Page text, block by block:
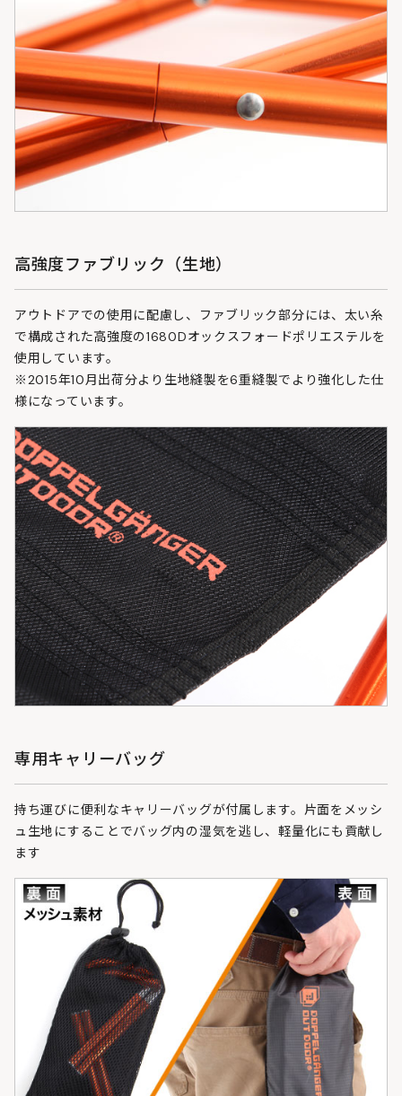
高強度ファブリック（生地）
アウトドアでの使用に配慮し、ファブリック部分には、太い糸
で構成された高強度の1680Dオックスフォードポリエステルを
使用しています。
※2015年10月出荷分より生地縫製を6重縫製でより強化した仕
様になっています。
専用キャリーバッグ
持ち運びに便利なキャリーバッグが付属します。片面をメッシ
ュ生地にすることでバッグ内の湿気を逃し、軽量化にも貢献し
ます